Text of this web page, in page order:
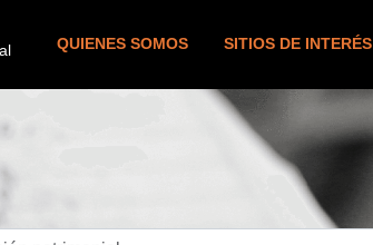
QUIENES SOMOS SITIOS DE INTERÉS